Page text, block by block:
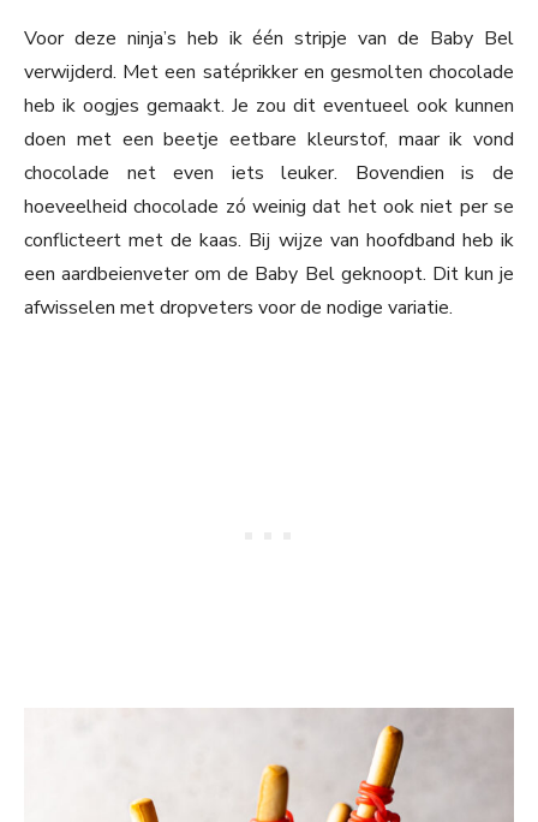
Voor deze ninja’s heb ik één stripje van de Baby Bel
verwijderd. Met een satéprikker en gesmolten chocolade
heb ik oogjes gemaakt. Je zou dit eventueel ook kunnen
doen met een beetje eetbare kleurstof, maar ik vond
chocolade net even iets leuker. Bovendien is de
hoeveelheid chocolade zó weinig dat het ook niet per se
conflicteert met de kaas. Bij wijze van hoofdband heb ik
een aardbeienveter om de Baby Bel geknoopt. Dit kun je
afwisselen met dropveters voor de nodige variatie.